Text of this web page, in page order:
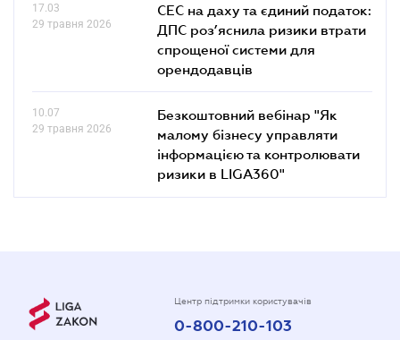
17.03
29 травня 2026
СЕС на даху та єдиний податок:
ДПС роз’яснила ризики втрати
спрощеної системи для
орендодавців
10.07
29 травня 2026
Безкоштовний вебінар "Як
малому бізнесу управляти
інформацією та контролювати
ризики в LIGA360"
Центр підтримки користувачів
0-800-210-103